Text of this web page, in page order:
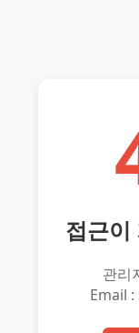
접근이
관리
Email